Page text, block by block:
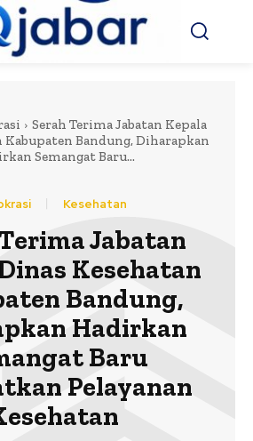
Serah Terima Jabatan Kepala
Kabupaten Bandung, Diharapkan
Semangat Baru...
Kesehatan
Jabatan
Kesehatan
Bandung,
Hadirkan
Baru
Pelayanan